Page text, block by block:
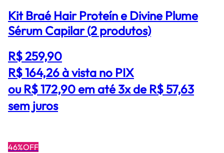
Kit Braé Hair Proteín e Divine Plume
Sérum Capilar (2 produtos)
R$ 259,90
R$ 164,26à vista no PIX
ou R$ 172,90 em até 3x de R$ 57,63
sem juros
46%OFF